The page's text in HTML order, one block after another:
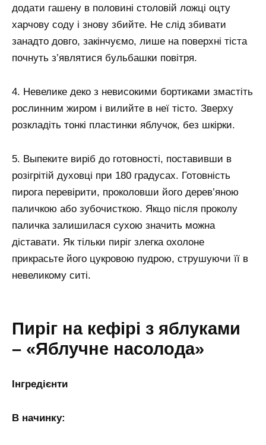
додати гашену в половині столовій ложці оцту
харчову соду і знову збийте. Не слід збивати
занадто довго, закінчуємо, лише на поверхні тіста
почнуть з’являтися бульбашки повітря.
4. Невелике деко з невисокими бортиками змастіть
рослинним жиром і вилийте в неї тісто. Зверху
розкладіть тонкі пластинки яблучок, без шкірки.
5. Выпеките виріб до готовності, поставивши в
розігрітій духовці при 180 градусах. Готовність
пирога перевірити, проколовши його дерев’яною
паличкою або зубочисткою. Якщо після проколу
паличка залишилася сухою значить можна
діставати. Як тільки пиріг злегка охолоне
прикрасьте його цукровою пудрою, струшуючи її в
невеликому ситі.
Пиріг на кефірі з яблуками
– «Яблучне насолода»
Інгредієнти
В начинку: